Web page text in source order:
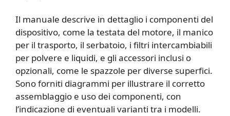
Il manuale descrive in dettaglio i componenti del
dispositivo, come la testata del motore, il manico
per il trasporto, il serbatoio, i filtri intercambiabili
per polvere e liquidi, e gli accessori inclusi o
opzionali, come le spazzole per diverse superfici.
Sono forniti diagrammi per illustrare il corretto
assemblaggio e uso dei componenti, con
l’indicazione di eventuali varianti tra i modelli.